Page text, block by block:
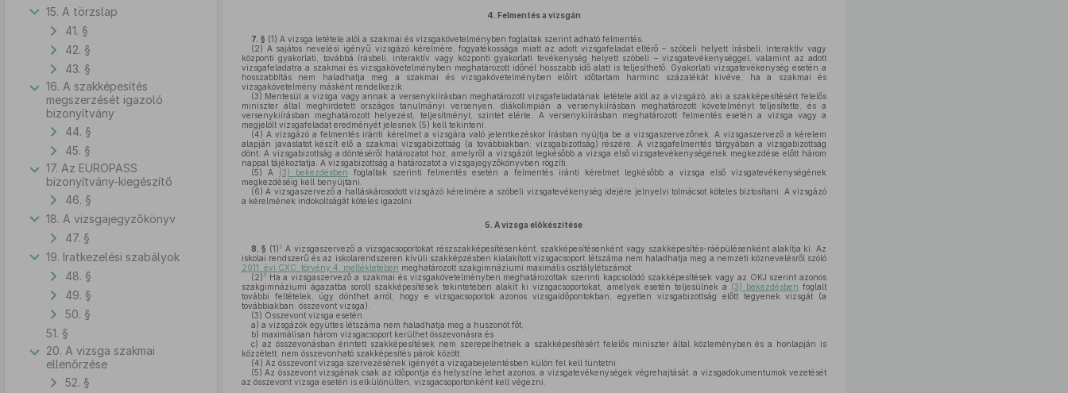
15. A törzslap
41. §
42. §
43. §
16. A szakképesítés
megszerzését igazoló
bizonyítvány
44. §
45. §
17. Az EUROPASS
bizonyítvány-kiegészítő
46. §
18. A vizsgajegyzőkönyv
47. §
19. Iratkezelési szabályok
48. §
49. §
50. §
51. §
20. A vizsga szakmai
ellenőrzése
52. §
4. Felmentés a vizsgán
7. § (1) A vizsga letétele alól a szakmai és vizsgakövetelményben foglaltak szerint adható felmentés.
(2) A sajátos nevelési igényű vizsgázó kérelmére, fogyatékossága miatt az adott vizsgafeladat eltérő – szóbeli helyett írásbeli, interaktív vagy
központi gyakorlati, továbbá írásbeli, interaktív vagy központi gyakorlati tevékenység helyett szóbeli – vizsgatevékenységgel, valamint az adott
vizsgafeladatra a szakmai és vizsgakövetelményben meghatározott időnél hosszabb idő alatt is teljesíthető. Gyakorlati vizsgatevékenység esetén a
hosszabbítás nem haladhatja meg a szakmai és vizsgakövetelményben előírt időtartam harminc százalékát kivéve, ha a szakmai és
vizsgakövetelmény másként rendelkezik.
(3) Mentesül a vizsga vagy annak a versenykiírásban meghatározott vizsgafeladatának letétele alól az a vizsgázó, aki a szakképesítésért felelős
miniszter által meghirdetett országos tanulmányi versenyen, diákolimpián a versenykiírásban meghatározott követelményt teljesítette, és a
versenykiírásban meghatározott helyezést, teljesítményt, szintet elérte. A versenykiírásban meghatározott felmentés esetén a vizsga vagy a
megjelölt vizsgafeladat eredményét jelesnek (5) kell tekinteni.
(4) A vizsgázó a felmentés iránti kérelmet a vizsgára való jelentkezéskor írásban nyújtja be a vizsgaszervezőnek. A vizsgaszervező a kérelem
alapján javaslatot készít elő a szakmai vizsgabizottság (a továbbiakban: vizsgabizottság) részére. A vizsgafelmentés tárgyában a vizsgabizottság
dönt. A vizsgabizottság a döntéséről határozatot hoz, amelyről a vizsgázót legkésőbb a vizsga első vizsgatevékenységének megkezdése előtt három
nappal tájékoztatja. A vizsgabizottság a határozatot a vizsgajegyzőkönyvben rögzíti.
(5) A (3) bekezdésben foglaltak szerinti felmentés esetén a felmentés iránti kérelmet legkésőbb a vizsga első vizsgatevékenységének
megkezdéséig kell benyújtani.
(6) A vizsgaszervező a halláskárosodott vizsgázó kérelmére a szóbeli vizsgatevékenység idejére jelnyelvi tolmácsot köteles biztosítani. A vizsgázó
a kérelmének indokoltságát köteles igazolni.
5. A vizsga előkészítése
8. § (1) 2 A vizsgaszervező a vizsgacsoportokat részszakképesítésenként, szakképesítésenként vagy szakképesítés-ráépülésenként alakítja ki. Az
iskolai rendszerű és az iskolarendszeren kívüli szakképzésben kialakított vizsgacsoport létszáma nem haladhatja meg a nemzeti köznevelésről szóló
2011. évi CXC. törvény 4. mellékletében meghatározott szakgimnáziumi maximális osztálylétszámot.
(2) 3Ha a vizsgaszervező a szakmai és vizsgakövetelményben meghatározottak szerinti kapcsolódó szakképesítések vagy az OKJ szerint azonos
szakgimnáziumi ágazatba sorolt szakképesítések tekintetében alakít ki vizsgacsoportokat, amelyek esetén teljesülnek a (3) bekezdésben foglalt
további feltételek, úgy dönthet arról, hogy e vizsgacsoportok azonos vizsgaidőpontokban, egyetlen vizsgabizottság előtt tegyenek vizsgát (a
továbbiakban: összevont vizsga).
(3) Összevont vizsga esetén
a) a vizsgázók együttes létszáma nem haladhatja meg a huszonöt főt,
b) maximálisan három vizsgacsoport kerülhet összevonásra és
c) az összevonásban érintett szakképesítések nem szerepelhetnek a szakképesítésért felelős miniszter által közleményben és a honlapján is
közzétett, nem összevonható szakképesítés párok között.
(4) Az összevont vizsga szervezésének igényét a vizsgabejelentésben külön fel kell tüntetni.
(5) Az összevont vizsgának csak az időpontja és helyszíne lehet azonos, a vizsgatevékenységek végrehajtását, a vizsgadokumentumok vezetését
az összevont vizsga esetén is elkülönülten, vizsgacsoportonként kell végezni.